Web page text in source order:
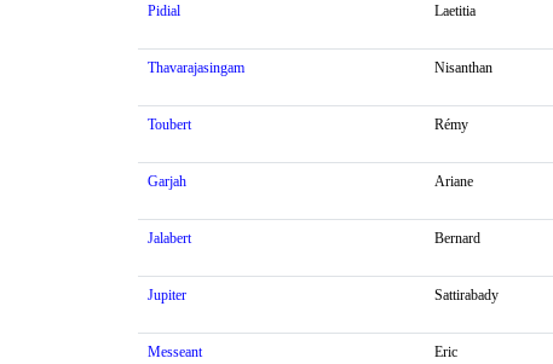
Pidial Laetitia
Thavarajasingam Nisanthan
Toubert Rémy
Garjah Ariane
Jalabert Bernard
Jupiter Sattirabady
Messeant Eric